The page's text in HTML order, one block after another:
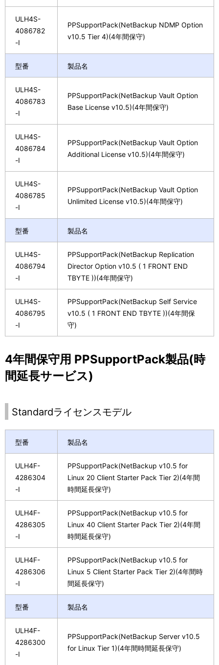
ULH4S-
4086782
-I
PPSupportPack(NetBackup NDMP Option
v10.5 Tier 4)(4年間保守)
型番 製品名
ULH4S-
4086783
-I
PPSupportPack(NetBackup Vault Option
Base License v10.5)(4年間保守)
ULH4S-
4086784
-I
PPSupportPack(NetBackup Vault Option
Additional License v10.5)(4年間保守)
ULH4S-
4086785
-I
PPSupportPack(NetBackup Vault Option
Unlimited License v10.5)(4年間保守)
型番 製品名
ULH4S-
4086794
-I
PPSupportPack(NetBackup Replication
Director Option v10.5 ( 1 FRONT END
TBYTE ))(4年間保守)
ULH4S-
4086795
-I
PPSupportPack(NetBackup Self Service
v10.5 ( 1 FRONT END TBYTE ))(4年間保
守)
4年間保守用 PPSupportPack製品(時
間延長サービス)
Standardライセンスモデル
型番 製品名
ULH4F-
4286304
-I
PPSupportPack(NetBackup v10.5 for
Linux 20 Client Starter Pack Tier 2)(4年間
時間延長保守)
ULH4F-
4286305
-I
PPSupportPack(NetBackup v10.5 for
Linux 40 Client Starter Pack Tier 2)(4年間
時間延長保守)
ULH4F-
4286306
-I
PPSupportPack(NetBackup v10.5 for
Linux 5 Client Starter Pack Tier 2)(4年間時
間延長保守)
型番 製品名
ULH4F-
4286300
-I
PPSupportPack(NetBackup Server v10.5
for Linux Tier 1)(4年間時間延長保守)